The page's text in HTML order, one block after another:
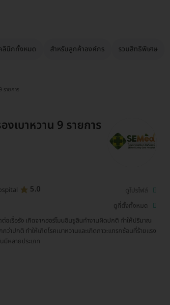
ลินิกทั้งหมด สำหรับลูกค้าองค์กร รวมสิทธิพิเศษ
รายการ
เบาหวาน 9 รายการ
5.0
ดูโปรไฟล์
ดูที่ตั้งทั้งหมด
ต่อเรื้อรัง เกิดจากฮอร์โมนอินซูลินทำงานผิดปกติ ทำให้ปริมาณ
ว่าปกติ ทำให้เกิดโรคเบาหวานและเกิดภาวะแทรกซ้อนที่ร้ายแรง
มีหลายประเภท